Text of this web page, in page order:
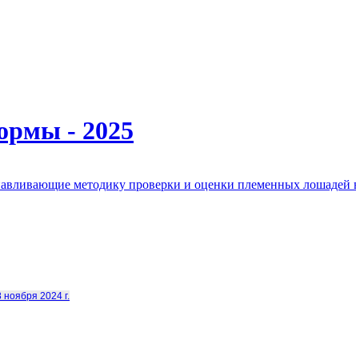
- 2025
методику проверки и оценки племенных
ноября 2024 г.